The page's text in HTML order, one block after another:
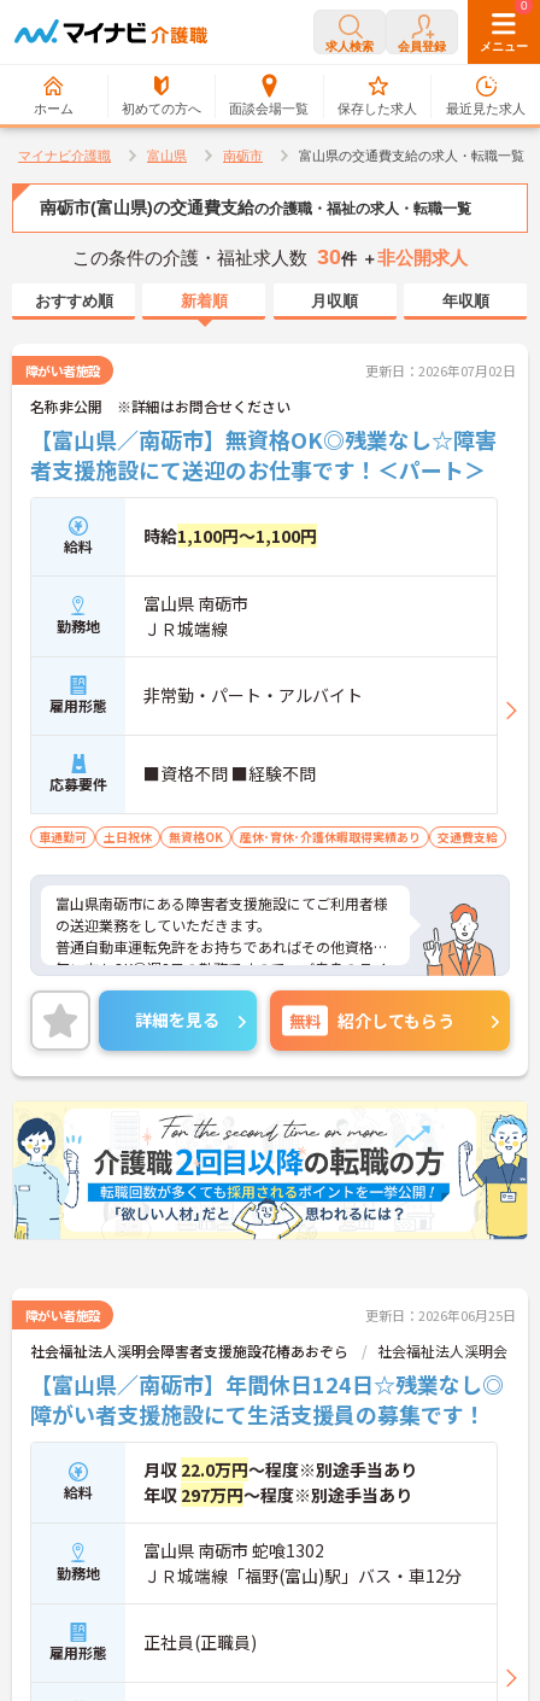
求人検索 会員登録 メニュー
ホーム 初めての方へ 面談会場一覧
0
保存した求人
0
最近見た求人
マイナビ介護職 富山県 南砺市 富山県の交通費支給の求人・転職一覧
南砺市(富山県)の交通費支給の介護職・福祉の求人・転職一覧
この条件の介護・福祉求人数 30件 ＋非公開求人
おすすめ順 新着順 月収順 年収順
障がい者施設 更新日：2026年07月02日
名称非公開 ※詳細はお問合せください
【富山県／南砺市】無資格OK◎残業なし☆障害
者支援施設にて送迎のお仕事です！＜パート＞
給料 時給1,100円～1,100円
勤務地
富山県 南砺市
ＪＲ城端線
雇用形態 非常勤・パート・アルバイト
応募要件 ■資格不問 ■経験不問
車通勤可 土日祝休 無資格OK 産休･育休･介護休暇取得実績あり 交通費支給
富山県南砺市にある障害者支援施設にてご利用者様
の送迎業務をしていただきます。
普通自動車運転免許をお持ちであればその他資格が
無い方もOK◎週3日の勤務ですので、ご自身のライ
フスタイルに合わせて働くことができます♪
ご興味のある方には、面接対策ポイントなど、さら
に詳細をお話しいたしますのでお気軽にご相談くだ
さい！
詳細を見る 無料 紹介してもらう
障がい者施設 更新日：2026年06月25日
社会福祉法人渓明会障害者支援施設花椿あおぞら 社会福祉法人渓明会
【富山県／南砺市】年間休日124日☆残業なし◎
障がい者支援施設にて生活支援員の募集です！
給料
月収 22.0万円～程度※別途手当あり
年収 297万円～程度※別途手当あり
勤務地
富山県 南砺市 蛇喰1302
ＪＲ城端線「福野(富山)駅」バス・車12分
雇用形態 正社員(正職員)